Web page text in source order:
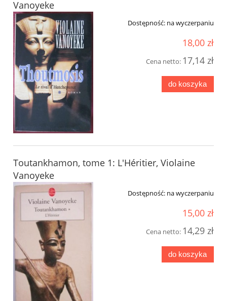
Vanoyeke
Dostępność: na wyczerpaniu
18,00 zł
Cena netto: 17,14 zł
do koszyka
Toutankhamon, tome 1: L'Héritier, Violaine
Vanoyeke
Dostępność: na wyczerpaniu
15,00 zł
Cena netto: 14,29 zł
do koszyka